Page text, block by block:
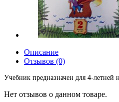
Описание
Отзывов (0)
Учебник предназначен для 4-летней
Нет отзывов о данном товаре.